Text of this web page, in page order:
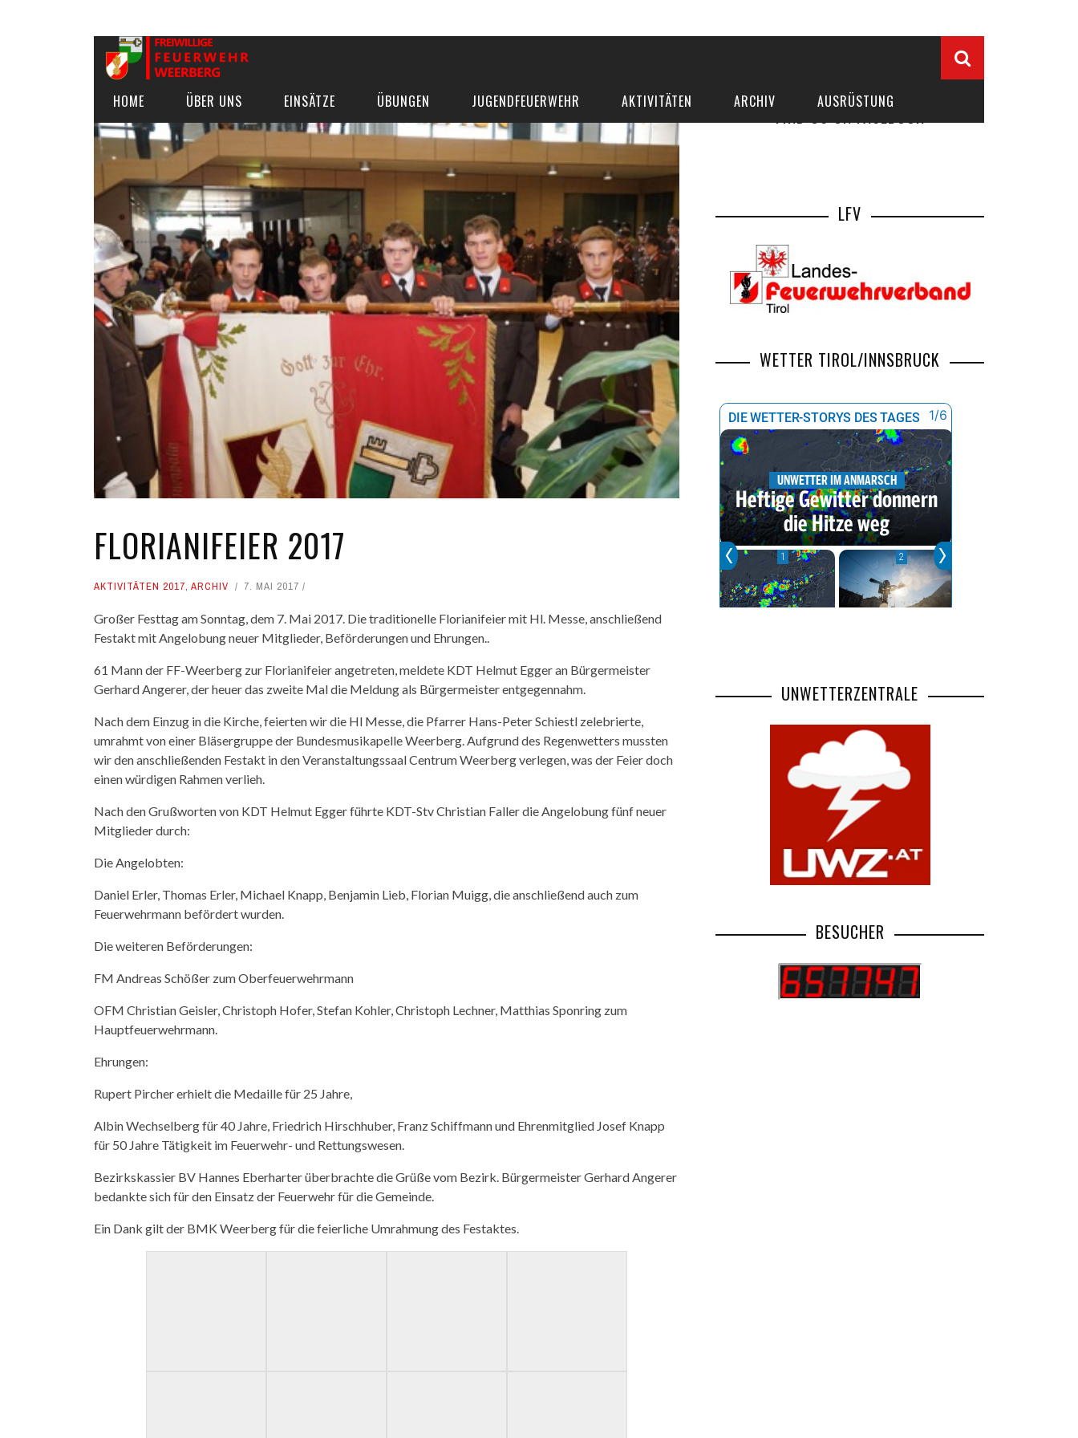
HOME ÜBER UNS EINSÄTZE ÜBUNGEN JUGENDFEUERWEHR AKTIVITÄTEN ARCHIV AUSRÜSTUNG
FLORIANIFEIER 2017
AKTIVITÄTEN 2017, ARCHIV 7. MAI 2017
Großer Festtag am Sonntag, dem 7. Mai 2017. Die traditionelle Florianifeier mit Hl. Messe, anschließend
Festakt mit Angelobung neuer Mitglieder, Beförderungen und Ehrungen..
61 Mann der FF-Weerberg zur Florianifeier angetreten, meldete KDT Helmut Egger an Bürgermeister
Gerhard Angerer, der heuer das zweite Mal die Meldung als Bürgermeister entgegennahm.
Nach dem Einzug in die Kirche, feierten wir die Hl Messe, die Pfarrer Hans-Peter Schiestl zelebrierte,
umrahmt von einer Bläsergruppe der Bundesmusikapelle Weerberg. Aufgrund des Regenwetters mussten
wir den anschließenden Festakt in den Veranstaltungssaal Centrum Weerberg verlegen, was der Feier doch
einen würdigen Rahmen verlieh.
Nach den Grußworten von KDT Helmut Egger führte KDT-Stv Christian Faller die Angelobung fünf neuer
Mitglieder durch:
Die Angelobten:
Daniel Erler, Thomas Erler, Michael Knapp, Benjamin Lieb, Florian Muigg, die anschließend auch zum
Feuerwehrmann befördert wurden.
Die weiteren Beförderungen:
FM Andreas Schößer zum Oberfeuerwehrmann
OFM Christian Geisler, Christoph Hofer, Stefan Kohler, Christoph Lechner, Matthias Sponring zum
Hauptfeuerwehrmann.
Ehrungen:
Rupert Pircher erhielt die Medaille für 25 Jahre,
Albin Wechselberg für 40 Jahre, Friedrich Hirschhuber, Franz Schiffmann und Ehrenmitglied Josef Knapp
für 50 Jahre Tätigkeit im Feuerwehr- und Rettungswesen.
Bezirkskassier BV Hannes Eberharterüberbrachte die Grüße vom Bezirk. Bürgermeister Gerhard Angerer
bedankte sich für den Einsatz der Feuerwehr für die Gemeinde.
Ein Dank gilt der BMK Weerberg für die feierliche Umrahmung des Festaktes.
FIND US ON FACEBOOK
LFV
WETTER TIROL/INNSBRUCK
UNWETTERZENTRALE
BESUCHER